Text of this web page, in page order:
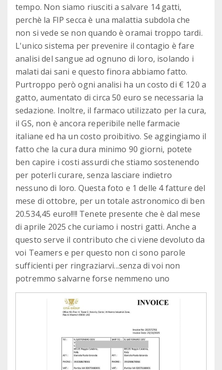
tempo. Non siamo riusciti a salvare 14 gatti,
perchè la FIP secca è una malattia subdola che
non si vede se non quando è oramai troppo tardi.
L'unico sistema per prevenire il contagio è fare
analisi del sangue ad ognuno di loro, isolando i
malati dai sani e questo finora abbiamo fatto.
Purtroppo però ogni analisi ha un costo di € 120 a
gatto, aumentato di circa 50 euro se necessaria la
sedazione. Inoltre, il farmaco utilizzato per la cura,
il GS, non è ancora reperibile nelle farmacie
italiane ed ha un costo proibitivo. Se aggingiamo il
fatto che la cura dura minimo 90 giorni, potete
ben capire i costi assurdi che stiamo sostenendo
per poterli curare, senza lasciare indietro
nessuno di loro. Questa foto e 1 delle 4 fatture del
mese di ottobre, per un totale astronomico di ben
20.534,45 euro!!!! Tenete presente che è dal mese
di aprile 2025 che curiamo i nostri gatti. Anche a
questo serve il contributo che ci viene devoluto da
voi Teamers e per questo non ci sono parole
sufficienti per ringraziarvi...senza di voi non
potremmo salvarne forse nemmeno uno